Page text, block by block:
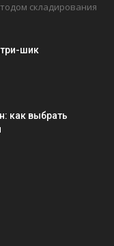
складирования
шик
как выбрать